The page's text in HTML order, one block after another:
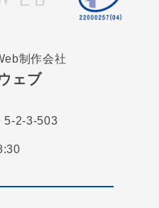
制作会社
ェブ
5-2-3-503